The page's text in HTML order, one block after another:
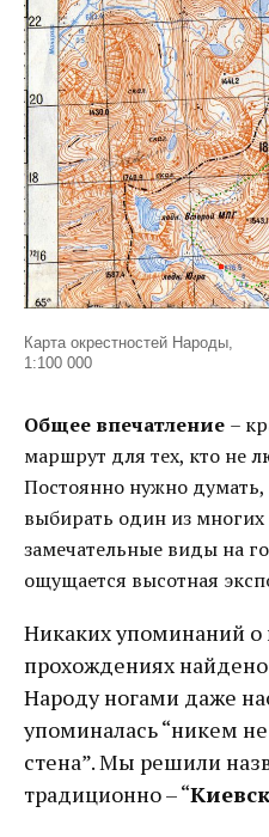
Карта окрестностей Народы,
1:100 000
Общее впечатление –
маршрут для тех, кто не
Постоянно нужно
выбирать один из
замечательные виды на
ощущается высотная
Никаких упоминаний
прохождениях
Народу ногами даже
упоминалась “никем
стена”. Мы решили
традиционно – “